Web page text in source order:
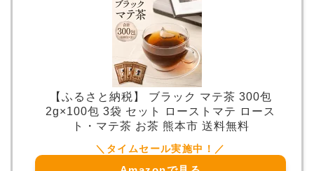
【ふるさと納税】 ブラック マテ茶 300包
2g×100包 3袋 セット ローストマテ ロース
ト・マテ茶 お茶 熊本市 送料無料